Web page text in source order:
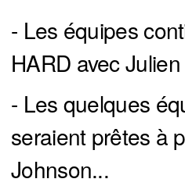
- Les équipes
HARD avec
- Les quelques
seraient prêtes à
Johnson...